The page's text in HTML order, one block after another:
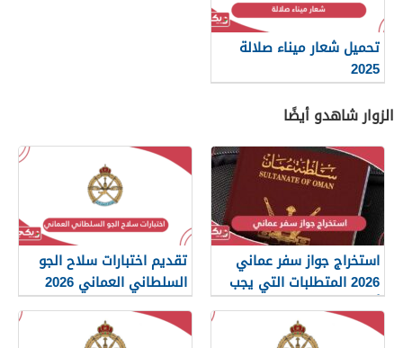
تحميل شعار ميناء صلالة
2025
الزوار شاهدو أيضًا
استخراج جواز سفر عماني
2026 المتطلبات التي يجب
أن تعرفها
تقديم اختبارات سلاح الجو
السلطاني العماني 2026